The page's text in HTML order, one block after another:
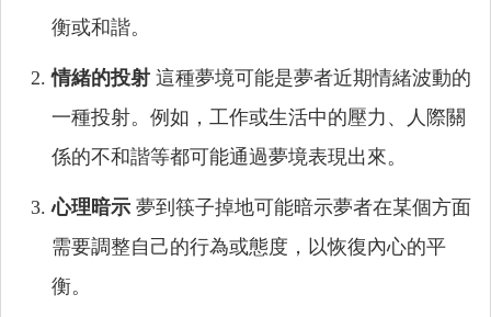
衡或和諧。
情緒的投射 這種夢境可能是夢者近期情緒波動的
一種投射。例如，工作或生活中的壓力、人際關
係的不和諧等都可能通過夢境表現出來。
心理暗示 夢到筷子掉地可能暗示夢者在某個方面
需要調整自己的行為或態度，以恢復內心的平
衡。